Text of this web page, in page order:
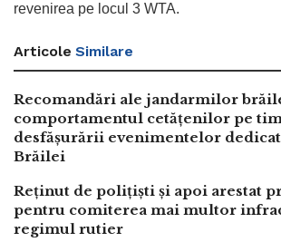
revenirea pe locul 3 WTA.
Articole Similare
Recomandări ale jandarmilor
comportamentul cetățenilor pe
desfășurării evenimentelor
Brăilei
Reținut de polițiști și apoi arestat
pentru comiterea mai multor
regimul rutier